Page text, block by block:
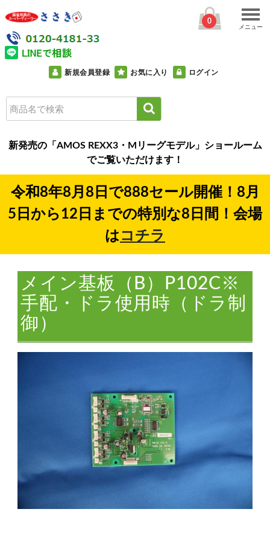
0
新規会員登録 お気に入り ログイン
メニュー
新発売の「AMOS REXX3・Mリーグモデル」ショールーム
でご覧いただけます！
令和8年8月8日で888セール開催！8月
5日から12日までの特別な8日間！会場
はコチラ
メイン基板（B）P102C※
手配・ドラ使用時（ドラ制
御）